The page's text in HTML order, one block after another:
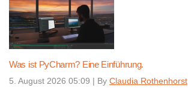
Was ist PyCharm? Eine Einführung.
5. August 2026 05:09 | By Claudia Rothenhorst